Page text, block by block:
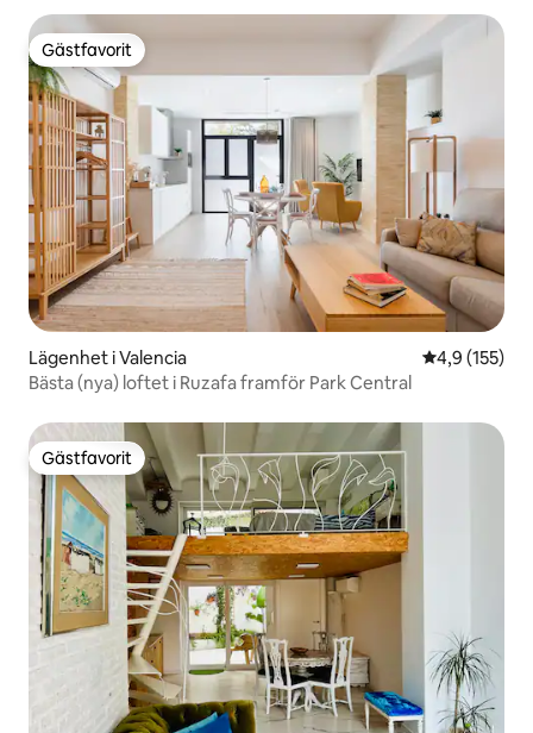
Gästfavorit
Gästfavorit
Lägenhet i Valencia 4,9 av 5 i
4,9 (155)
Bästa (nya) loftet i Ruzafa framför Park Central
Gästfavorit
Gästfavorit